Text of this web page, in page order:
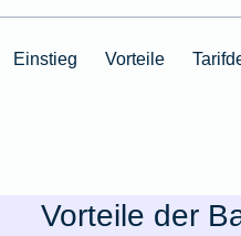
Einstieg Vorteile
Vorteile der